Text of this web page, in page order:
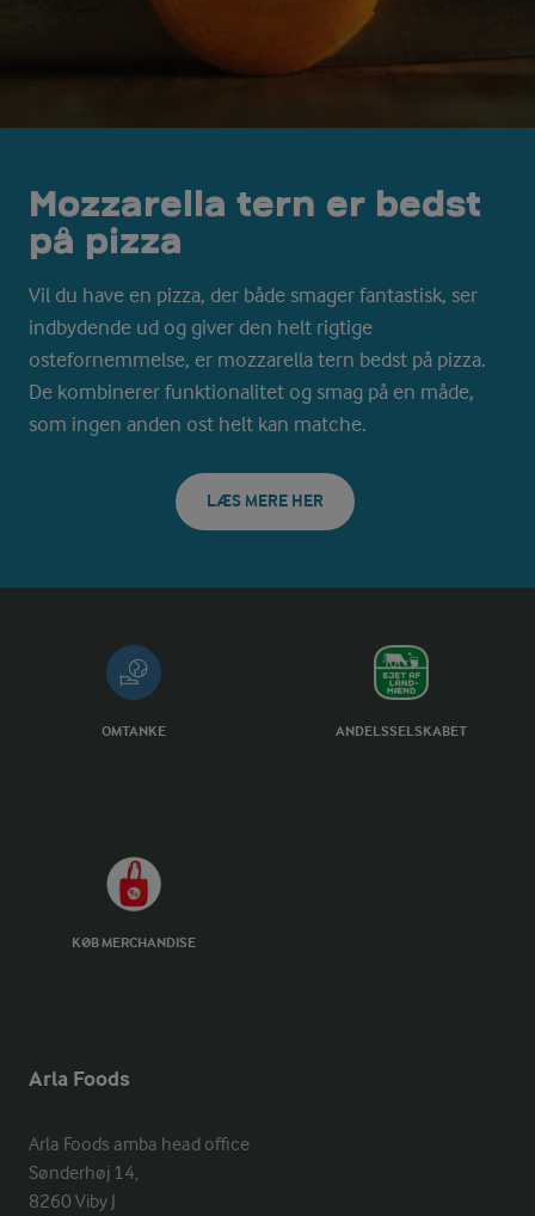
Mozzarella tern er bedst
på pizza
Vil du have en pizza, der både smager fantastisk, ser
indbydende ud og giver den helt rigtige
ostefornemmelse, er mozzarella tern bedst på pizza.
De kombinerer funktionalitet og smag på en måde,
som ingen anden ost helt kan matche.
LÆS MERE HER
OMTANKE ANDELSSELSKABET
KØB MERCHANDISE
Arla Foods
Arla Foods amba head office
Sønderhøj 14,
8260 Viby J